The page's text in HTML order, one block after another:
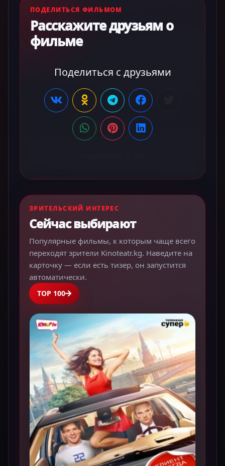
ПОДЕЛИТЬСЯ ФИЛЬМОМ
Расскажите друзьям о
фильме
Поделиться с друзьями
ЗРИТЕЛЬСКИЙ ИНТЕРЕС
Сейчас выбирают
Популярные фильмы, к которым чаще всего
переходят зрители Kinoteatr.kg. Наведите на
карточку — если есть тизер, он запустится
автоматически.
TOP 100